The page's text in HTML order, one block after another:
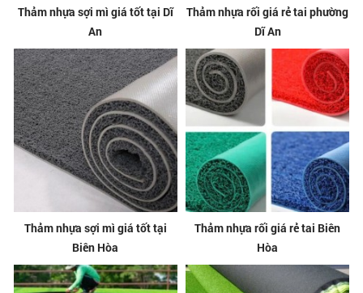
Thảm nhựa sợi mì giá tốt tại Dĩ
An
Thảm nhựa rối giá rẻ tai phường
Dĩ An
Thảm nhựa sợi mì giá tốt tại
Biên Hòa
Thảm nhựa rối giá rẻ tai Biên
Hòa